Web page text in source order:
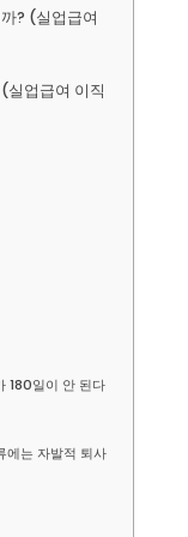
? (실업급여
실업급여 이직
180일이 안 된다
에는 자발적 퇴사